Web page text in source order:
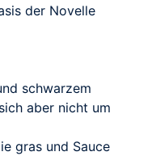
der Novelle
schwarzem
aber nicht um
gras und Sauce